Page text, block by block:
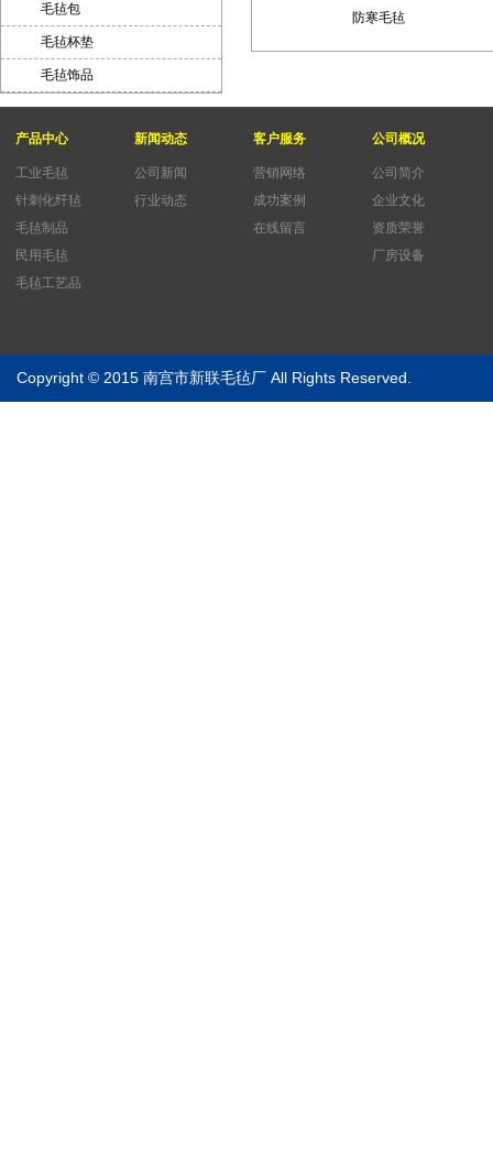
毛毡包
毛毡杯垫
毛毡饰品
防寒毛毡
产品中心
工业毛毡
针刺化纤毡
毛毡制品
民用毛毡
毛毡工艺品
新闻动态
公司新闻
行业动态
客户服务
营销网络
成功案例
在线留言
公司概况
公司简介
企业文化
资质荣誉
厂房设备
Copyright © 2015 南宫市新联毛毡厂 All Rights Reserved.